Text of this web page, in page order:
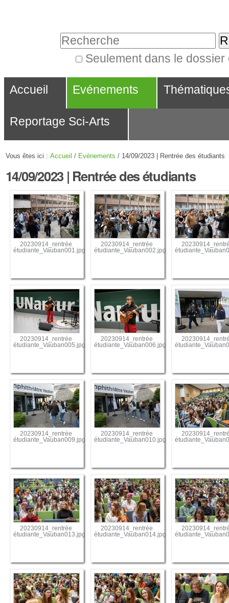
Aller
à
navigation
Chercher par
Seulement dans le dossier
avancée…
Navigation
Accueil Evénements
Reportage Sci-Arts
Vous êtes ici : Accueil / Evénements / 14/09/2023 | Rentrée des étudiants
14/09/2023 | Rentrée des étudiants
20230914_rentrée
étudiante_Vauban001.jpg
20230914_rentrée
étudiante_Vauban002.jpg
20230914_rentrée
étudiante_Vauban005.jpg
20230914_rentrée
étudiante_Vauban006.jpg
20230914_rentrée
étudiante_Vauban009.jpg
20230914_rentrée
étudiante_Vauban010.jpg
20230914_rentrée
étudiante_Vauban013.jpg
20230914_rentrée
étudiante_Vauban014.jpg